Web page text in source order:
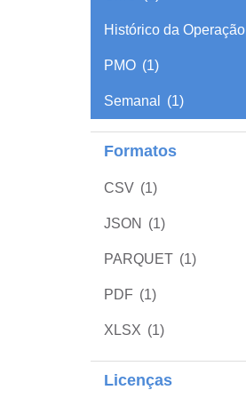
Histórico da Operação
PMO (1)
Semanal (1)
Formatos
CSV (1)
JSON (1)
PARQUET (1)
PDF (1)
XLSX (1)
Licenças